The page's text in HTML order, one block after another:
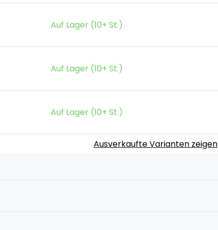
Auf Lager (10+ St.)
Auf Lager (10+ St.)
Auf Lager (10+ St.)
Ausverkaufte Varianten zeigen